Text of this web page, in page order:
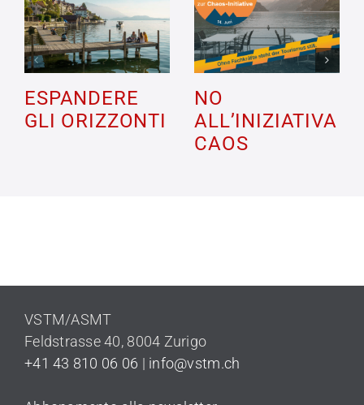
ESPANDERE
GLI ORIZZONTI
NO
ALL’INIZIATIVA
CAOS
VSTM/ASMT
Feldstrasse 40, 8004 Zurigo
+41 43 810 06 06 | info@vstm.ch